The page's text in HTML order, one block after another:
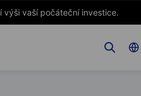
vaší počáteční investice.